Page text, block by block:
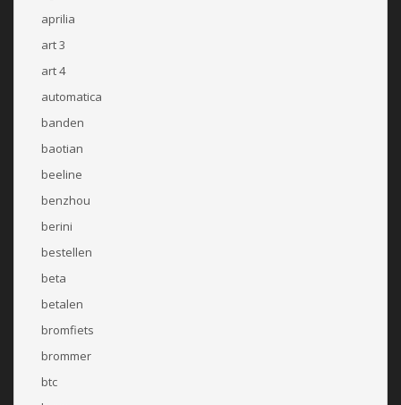
aprilia
art 3
art 4
automatica
banden
baotian
beeline
benzhou
berini
bestellen
beta
betalen
bromfiets
brommer
btc